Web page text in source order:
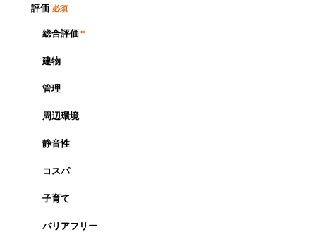
評価 必須
総合評価*
建物
管理
周辺環境
静音性
コスパ
子育て
バリアフリー